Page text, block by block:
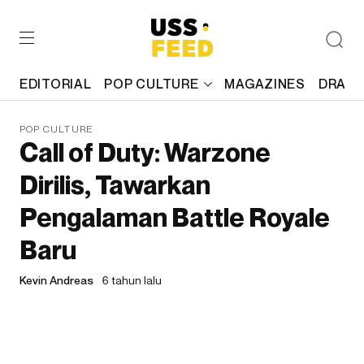
EDITORIAL POP CULTURE MAGAZINES
POP CULTURE
Call of Duty: Warzone
Dirilis, Tawarkan
Pengalaman Battle Royale
Baru
Kevin Andreas 6 tahun lalu